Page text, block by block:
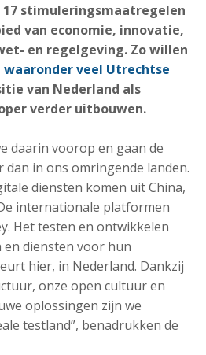
stimuleringsmaatregelen
van economie, innovatie,
en regelgeving. Zo willen
waaronder veel Utrechtse
van Nederland als
verder uitbouwen.
daarin voorop en gaan de
in ons omringende landen.
diensten komen uit China,
internationale platformen
Het testen en ontwikkelen
en diensten voor hun
hier, in Nederland. Dankzij
onze open cultuur en
oplossingen zijn we
testland”, benadrukken de